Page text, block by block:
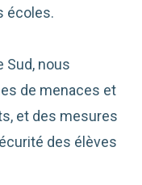
écoles.
Sud, nous
de menaces et
et des mesures
des élèves